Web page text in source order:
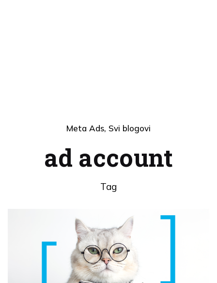
Meta Ads Svi blogovi
ad account
Tag